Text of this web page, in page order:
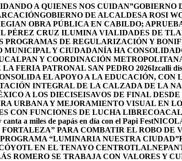
A QUIENES NOS CUIDAN”GOBIERNO
GOBIERNO DE ALCALDESA ROSI
OBRA PÚBLICA EN CABILDO;
PÉREZ CRUZ ILUMINA VIALIDADES DE
DE REGULARIZACIÓN Y
MUNICIPAL Y CIUDADANÍA HA
Y COORDINACIÓN
FERIA PATRONAL SAN PEDRO 2026Izcalli
EL APOYO A LA EDUCACIÓN,
INTEGRAL DE LA CALZADA DE LA
A LOS DIECISEISAVOS DE FINAL
URBANA Y MEJORAMIENTO VISUAL EN
CON FUNCIONES DE LUCHA LIBRE
a miles de papás en día con el Papi Fest
PARA COMBATIR EL ROBO DE
“LUMINARIA NUESTRA CIUDAD”
EN EL TENAYO CENTRO
ROMERO SE TRABAJA CON VALORES Y